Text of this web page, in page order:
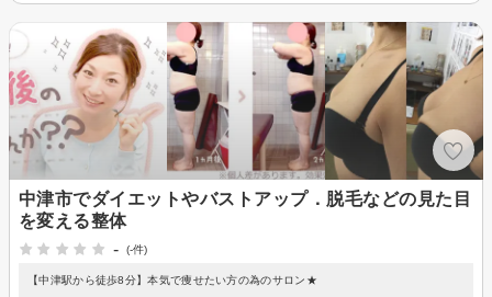
中津市でダイエットやバストアップ．脱毛などの見た目
を変える整体
-
(-件)
【中津駅から徒歩8分】本気で痩せたい方の為のサロン★